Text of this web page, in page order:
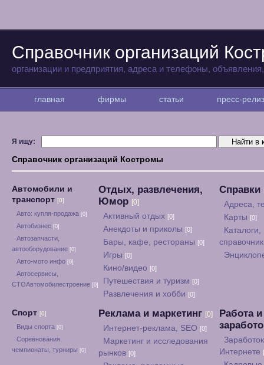
Справочник организаций
организации и предприятия, адреса и телефоны,
главная фирмы статьи пресс-
Я ищу:
Справочник организаций Костромы
Автомобили и
транспорт [0]
Авто: купля-продажа [0]
Автобизнес [0]
Автозапчасти,
автооборудование [0]
Авто-мото инфо [0]
Автосервисы,
СТОАвтомобилестроение [0]
Отдых, развлечения,
Юмор [0]
Активный отдых [0]
Анекдоты и приколы [0]
Бары, кафе, рестораны [0]
Игры [0]
Кино/видео [0]
Путешествия и туризм [0]
Развлечения и хобби [0]
Справки
Адреса,
Карты [0]
Каталоги,
Спорт [0]
Виды спорта [0]
Соревнования,
чемпионаты, турниры [0]
Реклама и маркетинг [0]
Интернет-реклама, SEO [0]
Маркетинг и исследования
рынков [0]
Работа и
Интернете